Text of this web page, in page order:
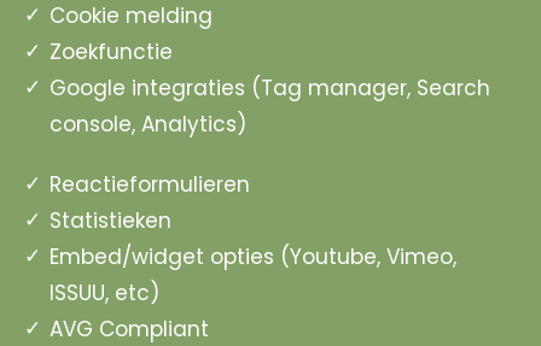
Cookie melding
Zoekfunctie
Google integraties (Tag manager, Search
console, Analytics)
Reactieformulieren
Statistieken
Embed/widget opties (Youtube, Vimeo,
ISSUU, etc)
AVG Compliant